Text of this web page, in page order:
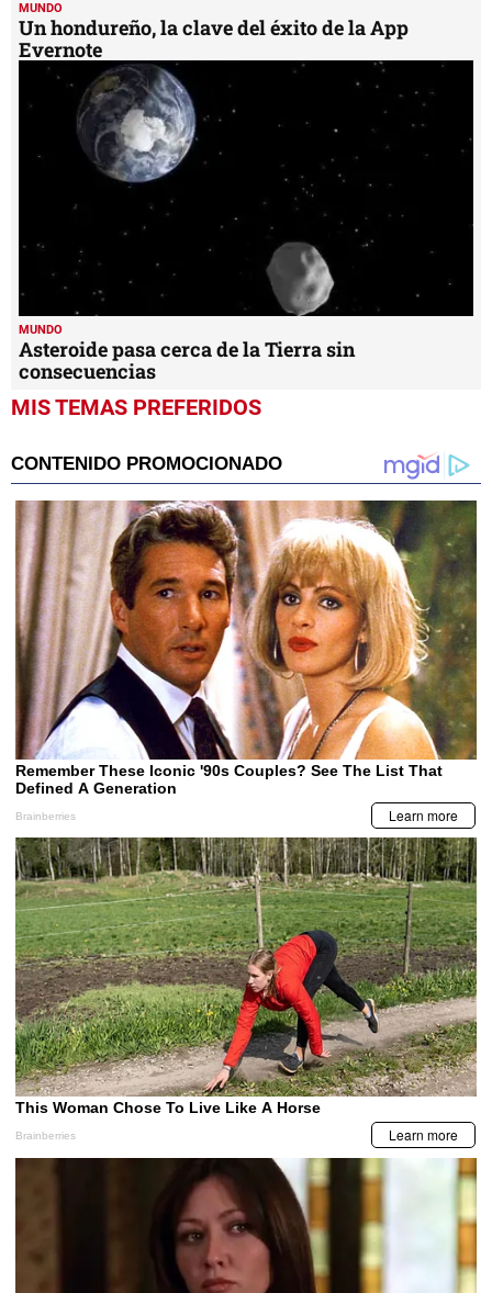
MUNDO
Un hondureño, la clave del éxito de la App
Evernote
MUNDO
Asteroide pasa cerca de la Tierra sin
consecuencias
MIS TEMAS PREFERIDOS